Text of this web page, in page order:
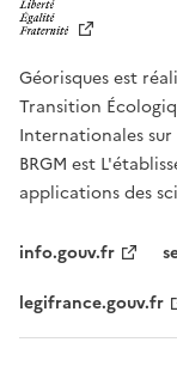
Géorisques est
Transition
Internationales
BRGM est
applications des
info.gouv.fr
legifrance.gouv.fr